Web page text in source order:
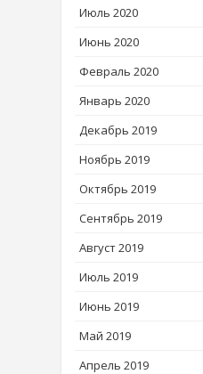
Июль 2020
Июнь 2020
Февраль 2020
Январь 2020
Декабрь 2019
Ноябрь 2019
Октябрь 2019
Сентябрь 2019
Август 2019
Июль 2019
Июнь 2019
Май 2019
Апрель 2019